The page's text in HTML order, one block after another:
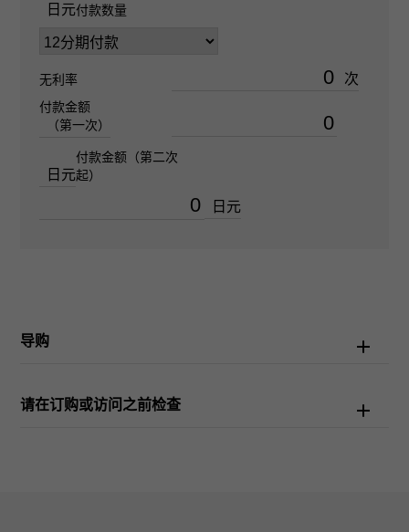
自动上弦
100m防水
文字盘种
日元付款数量
无利率 次
付款金额
（第一次）
日元
付款金额（第二次
起）
日元
导购
请在订购或访问之前检查